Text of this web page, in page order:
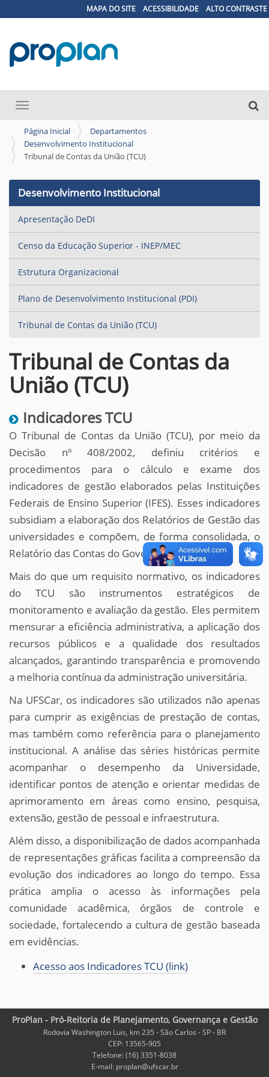
Busca
MAPA DO SITE ACESSIBILIDADE ALTO CONTRASTE
Toggle navigation
Página Inicial
Departamentos
Desenvolvimento Institucional
Tribunal de Contas da União (TCU)
Desenvolvimento Institucional
Apresentação DeDI
Censo da Educação Superior - INEP/MEC
Estrutura Organizacional
Plano de Desenvolvimento Institucional (PDI)
Tribunal de Contas da União (TCU)
Tribunal de Contas da
União (TCU)
Indicadores TCU
O Tribunal de Contas da União (TCU), por meio da
Decisão nº 408/2002, definiu critérios e
procedimentos para o cálculo e exame dos
indicadores de gestão elaborados pelas Instituições
Federais de Ensino Superior (IFES). Esses indicadores
subsidiam a elaboração dos Relatórios de Gestão das
universidades e compõem, de forma consolidada, o
Relatório das Contas do Governo.
Mais do que um requisito normativo, os indicadores
do TCU são instrumentos estratégicos de
monitoramento e avaliação da gestão. Eles permitem
mensurar a eficiência administrativa, a aplicação dos
recursos públicos e a qualidade dos resultados
alcançados, garantindo transparência e promovendo
a melhoria contínua da administração universitária.
Na UFSCar, os indicadores são utilizados não apenas
para cumprir as exigências de prestação de contas,
mas também como referência para o planejamento
institucional. A análise das séries históricas permite
acompanhar o desempenho da Universidade,
identificar pontos de atenção e orientar medidas de
aprimoramento em áreas como ensino, pesquisa,
extensão, gestão de pessoal e infraestrutura.
Além disso, a disponibilização de dados acompanhada
de representações gráficas facilita a compreensão da
evolução dos indicadores ao longo do tempo. Essa
prática amplia o acesso às informações pela
comunidade acadêmica, órgãos de controle e
sociedade, fortalecendo a cultura de gestão baseada
em evidências.
Acesso aos Indicadores TCU (link)
ProPlan - Pró-Reitoria de Planejamento, Governança e Gestão
Rodovia Washington Luis, km 235 - São Carlos - SP - BR
CEP: 13565-905
Telefone: (16) 3351-8038
E-mail: proplan@ufscar.br